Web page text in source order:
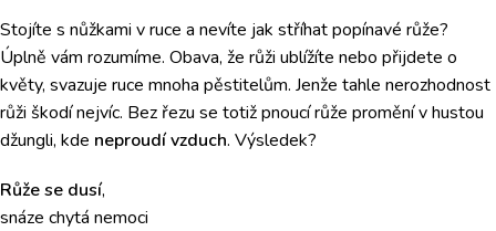
Stojíte s nůžkami v ruce a nevíte jak stříhat popínavé růže?
Úplně vám rozumíme. Obava, že růži ublížíte nebo přijdete o
květy, svazuje ruce mnoha pěstitelům. Jenže tahle nerozhodnost
růži škodí nejvíc. Bez řezu se totiž pnoucí růže promění v hustou
džungli, kde neproudí vzduch. Výsledek?
Růže se dusí,
snáze chytá nemoci